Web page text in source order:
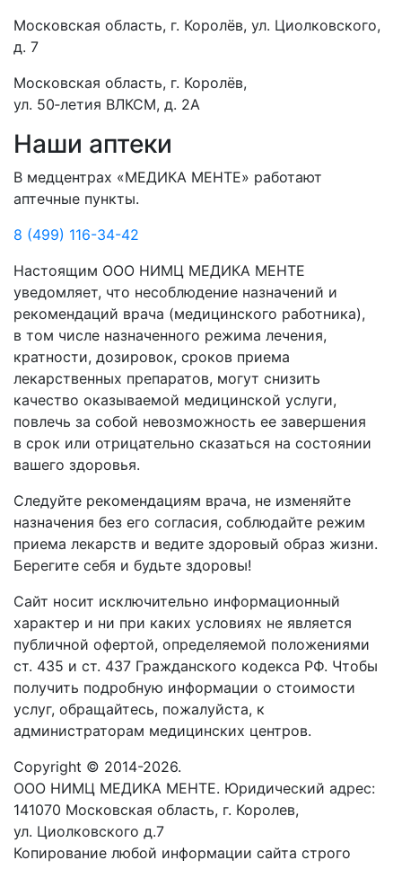
Московская область, г. Королёв, ул. Циолковского,
д. 7
Московская область, г. Королёв,
ул. 50‑летия ВЛКСМ, д. 2А
Наши аптеки
В медцентрах «МЕДИКА МЕНТЕ» работают
аптечные пункты.
8 (499) 116-34-42
Настоящим ООО НИМЦ МЕДИКА МЕНТЕ
уведомляет, что несоблюдение назначений и
рекомендаций врача (медицинского работника),
в том числе назначенного режима лечения,
кратности, дозировок, сроков приема
лекарственных препаратов, могут снизить
качество оказываемой медицинской услуги,
повлечь за собой невозможность ее завершения
в срок или отрицательно сказаться на состоянии
вашего здоровья.
Следуйте рекомендациям врача, не изменяйте
назначения без его согласия, соблюдайте режим
приема лекарств и ведите здоровый образ жизни.
Берегите себя и будьте здоровы!
Сайт носит исключительно информационный
характер и ни при каких условиях не является
публичной офертой, определяемой положениями
ст. 435 и ст. 437 Гражданского кодекса РФ. Чтобы
получить подробную информации о стоимости
услуг, обращайтесь, пожалуйста, к
администраторам медицинских центров.
Copyright © 2014-2026.
ООО НИМЦ МЕДИКА МЕНТЕ. Юридический адрес:
141070 Московская область, г. Королев,
ул. Циолковского д.7
Копирование любой информации сайта строго